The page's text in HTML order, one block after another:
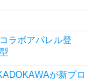
ラボアパレル登
が新プロ